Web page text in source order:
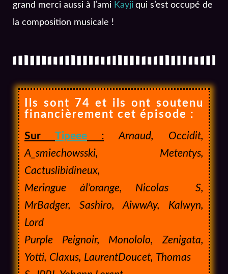
grand merci aussi à l’ami Kayji qui s’est occupé de
la composition musicale !
Ils sont 74 et ils ont soutenu
financièrement cet épisode :
Sur Tipeee :
Arnaud, Occidit,
A_smiechowsski, Metentys,
Cactuslibidineux,
Meringue àl’orange, Nicolas S,
MrBadger, Sashiro, AiwwAy, Kalwyn,
Lord
Purple Peignoir, Monololo, Zenigata,
Yotti, Claxus, LaurentDoucet, Thomas